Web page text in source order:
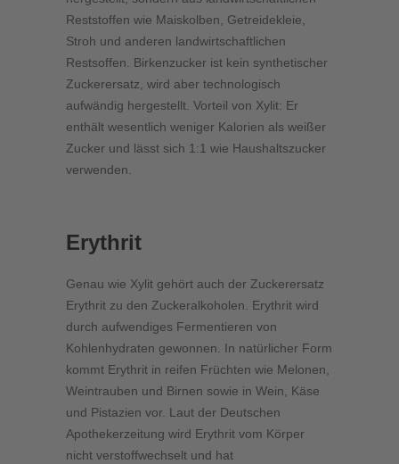
Reststoffen wie Maiskolben, Getreidekleie,
Stroh und anderen landwirtschaftlichen
Restsoffen. Birkenzucker ist kein synthetischer
Zuckerersatz, wird aber technologisch
aufwändig hergestellt. Vorteil von Xylit: Er
enthält wesentlich weniger Kalorien als weißer
Zucker und lässt sich 1:1 wie Haushaltszucker
verwenden.
Erythrit
Genau wie Xylit gehört auch der Zuckerersatz
Erythrit zu den Zuckeralkoholen. Erythrit wird
durch aufwendiges Fermentieren von
Kohlenhydraten gewonnen. In natürlicher Form
kommt Erythrit in reifen Früchten wie Melonen,
Weintrauben und Birnen sowie in Wein, Käse
und Pistazien vor. Laut der Deutschen
Apothekerzeitung wird Erythrit vom Körper
nicht verstoffwechselt und hat